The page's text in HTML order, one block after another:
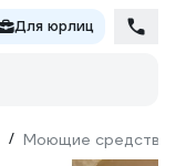
Для юрлиц
/ Моющие средства